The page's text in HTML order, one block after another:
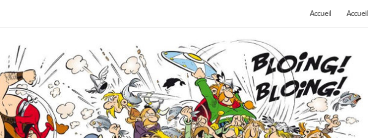
Accueil Accueil